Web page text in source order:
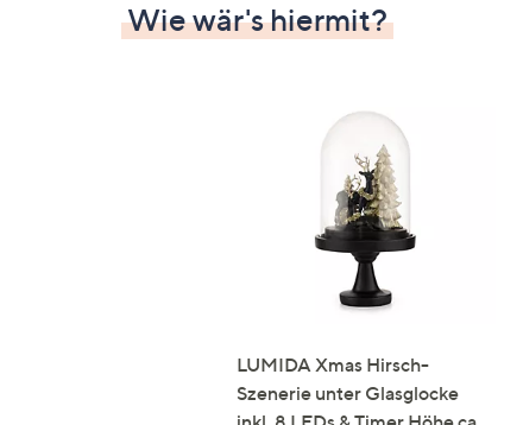
Wie wär's hiermit?
LUMIDA Xmas Hirsch-
Szenerie unter Glasglocke